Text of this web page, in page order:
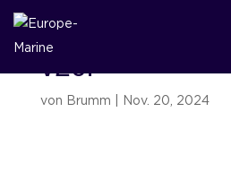
v20i
von Brumm Nov. 20, 2024